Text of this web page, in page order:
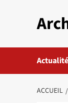
Actualité
ACCUEIL